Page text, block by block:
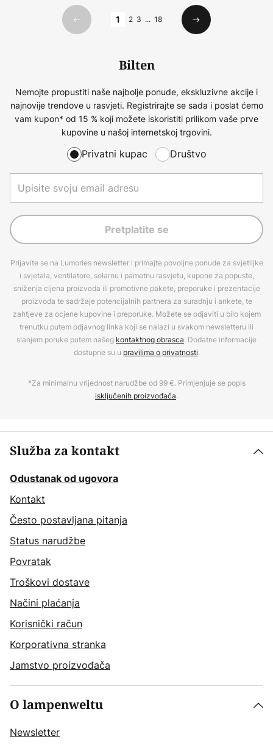
Prethodno
1 2 3 ... 18
Sljedeći
Bilten
Nemojte propustiti naše najbolje ponude, ekskluzivne akcije i
najnovije trendove u rasvjeti. Registrirajte se sada i poslat ćemo
vam kupon* od 15 % koji možete iskoristiti prilikom vaše prve
kupovine u našoj internetskoj trgovini.
Privatni kupac Društvo
Pretplatite se
Prijavite se na Lumories newsletter i primajte povoljne ponude za svjetiljke
i svjetala, ventilatore, solarnu i pametnu rasvjetu, kupone za popuste,
sniženja cijena proizvoda ili promotivne pakete, preporuke i prezentacije
proizvoda te sadržaje potencijalnih partnera za suradnju i ankete, te
zahtjeve za ocjene kupovine i preporuke. Možete se odjaviti u bilo kojem
trenutku putem odjavnog linka koji se nalazi u svakom newsletteru ili
slanjem poruke putem našeg kontaktnog obrasca. Dodatne informacije
dostupne su u pravilima o privatnosti.
*Za minimalnu vrijednost narudžbe od 99 €. Primjenjuje se popis
isključenih proizvođača.
Služba za kontakt
Odustanak od ugovora
Kontakt
Često postavljana pitanja
Status narudžbe
Povratak
Troškovi dostave
Načini plaćanja
Korisnički račun
Korporativna stranka
Jamstvo proizvođača
O lampenweltu
Newsletter